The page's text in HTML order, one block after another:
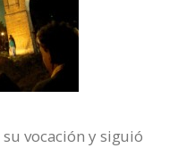
vocación y siguió